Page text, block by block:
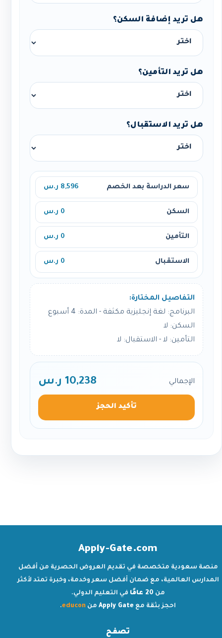
هل تريد إضافة السكن؟
هل تريد التأمين؟
هل تريد الاستقبال؟
سعر الدراسة بعد الخصم 8,596 ر.س
السكن 0 ر.س
التأمين 0 ر.س
الاستقبال 0 ر.س
التفاصيل المختارة:
البرنامج: لغة إنجليزية مكثفة - المدة: 4 أسبوع
السكن: لا
التأمين: لا - الاستقبال: لا
الإجمالي 10,238 ر.س
تأكيد الحجز
Apply-Gate.com
منصة سعودية متخصصة في تقديم العروض الحصرية من أفضل
المدارس العالمية، مع ضمان أفضل سعر وخدمة، وخبرة تمتد لأكثر
من 20 عامًا
في التعليم الدولي.
احجز بثقة مع Apply Gate من educon
.
تصفح